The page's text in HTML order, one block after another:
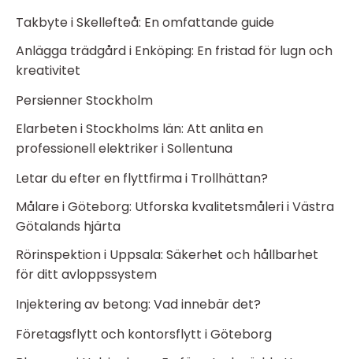
Takbyte i Skellefteå: En omfattande guide
Anlägga trädgård i Enköping: En fristad för lugn och
kreativitet
Persienner Stockholm
Elarbeten i Stockholms län: Att anlita en
professionell elektriker i Sollentuna
Letar du efter en flyttfirma i Trollhättan?
Målare i Göteborg: Utforska kvalitetsmåleri i Västra
Götalands hjärta
Rörinspektion i Uppsala: Säkerhet och hållbarhet
för ditt avloppssystem
Injektering av betong: Vad innebär det?
Företagsflytt och kontorsflytt i Göteborg